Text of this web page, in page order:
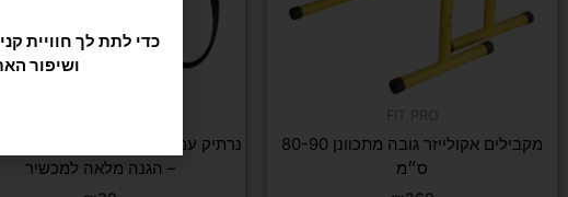
מקבילים אקולייזר גובה מתכוונן 80-90
ס״מ
נרתיק עמיד למים לטלפון עם רצועת
– הגנה מלאה למכשיר